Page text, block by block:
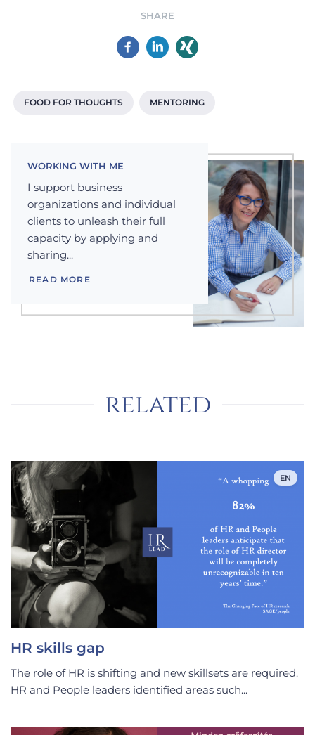
SHARE
FOOD FOR THOUGHTS MENTORING
WORKING WITH ME
I support business
organizations and individual
clients to unleash their full
capacity by applying and
sharing...
READ MORE
related
EN
HR skills gap
The role of HR is shifting and new skillsets are required.
HR and People leaders identified areas such...